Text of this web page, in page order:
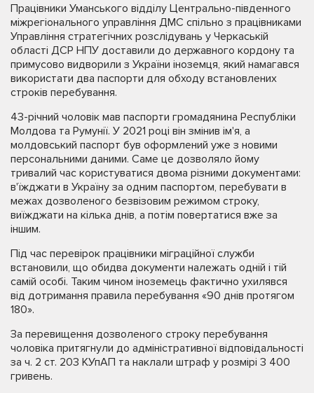
Працівники Уманського відділу Центрально-південного
міжрегіонального управління ДМС спільно з працівниками
Управління стратегічних розслідувань у Черкаській
області ДСР НПУ доставили до державного кордону та
примусово видворили з України іноземця, який намагався
використати два паспорти для обходу встановлених
строків перебування.
43-річний чоловік мав паспорти громадянина Республіки
Молдова та Румунії. У 2021 році він змінив ім'я, а
молдовський паспорт був оформлений уже з новими
персональними даними. Саме це дозволяло йому
тривалий час користуватися двома різними документами:
в'їжджати в Україну за одним паспортом, перебувати в
межах дозволеного безвізовим режимом строку,
виїжджати на кілька днів, а потім повертатися вже за
іншим.
Під час перевірок працівники міграційної служби
встановили, що обидва документи належать одній і тій
самій особі. Таким чином іноземець фактично ухилявся
від дотримання правила перебування «90 днів протягом
180».
За перевищення дозволеного строку перебування
чоловіка притягнули до адміністративної відповідальності
за ч. 2 ст. 203 КУпАП та наклали штраф у розмірі 3 400
гривень.